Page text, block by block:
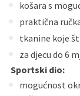
košara s
praktična
tkanine koje
za djecu do 6
Sportski dio:
mogućnost